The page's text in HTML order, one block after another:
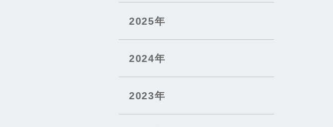
2025年
2024年
2023年